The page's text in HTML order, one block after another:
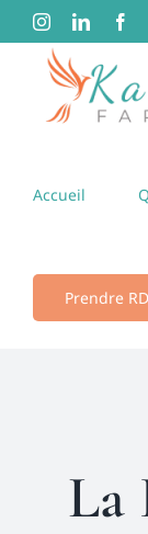
Passer
contenu
InstagramLinkedIn
Accueil
Prendre
La